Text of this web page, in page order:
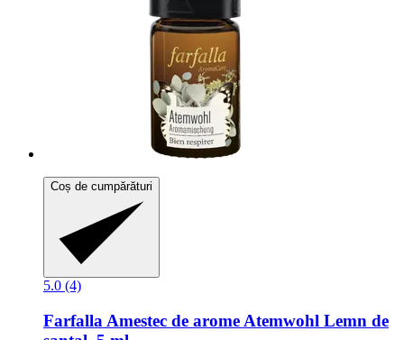
Coș de cumpărături
5.0 (4)
Farfalla Amestec de arome Atemwohl Lemn de